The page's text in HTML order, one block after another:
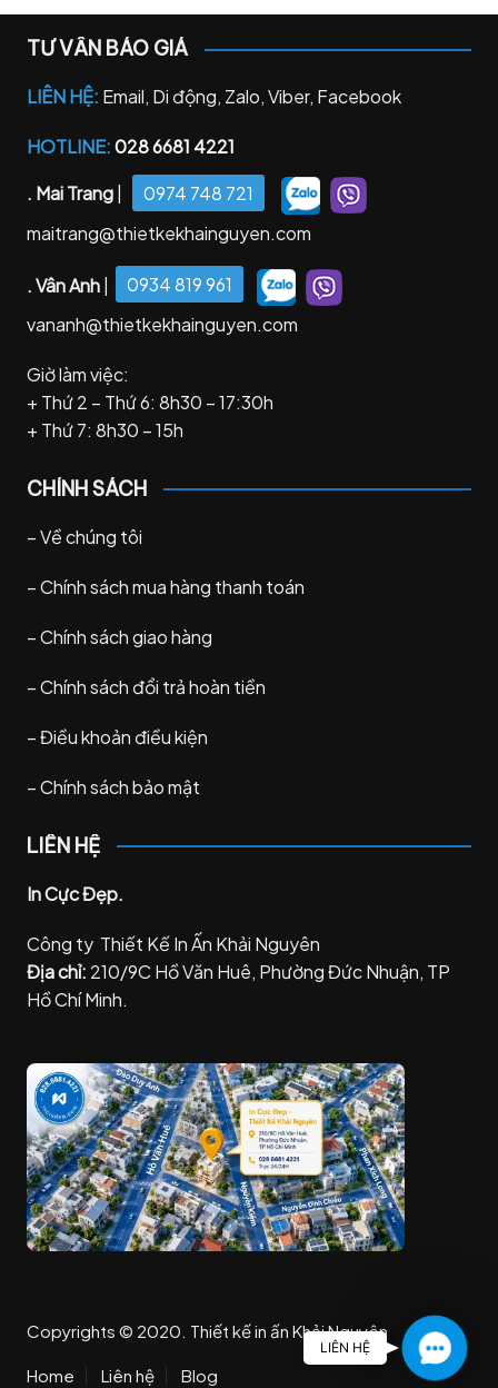
TƯ VẤN BÁO GIÁ
LIÊN HỆ: Email, Di động, Zalo, Viber, Facebook
HOTLINE:028 6681 4221
. Mai Trang|
0974 748 721
maitrang@thietkekhainguyen.com
. Vân Anh|
0934 819 961
vananh@thietkekhainguyen.com
Giờ làm việc:
+ Thứ 2 – Thứ 6: 8h30 – 17:30h
+ Thứ 7: 8h30 – 15h
CHÍNH SÁCH
–Về chúng tôi
–Chính sách mua hàng thanh toán
–Chính sách giao hàng
–Chính sách đổi trả hoàn tiền
–Điều khoản điều kiện
–Chính sách bảo mật
LIÊN HỆ
In Cực Đẹp.
Công ty Thiết Kế In Ấn Khải Nguyên
Địa chỉ: 210/9C Hồ Văn Huê, Phường Đức Nhuận, TP
Hồ Chí Minh.
Copyrights © 2020. Thiết kế in ấn Khải Nguyên
Home Liên hệ Blog
C
o
LIÊN HỆ